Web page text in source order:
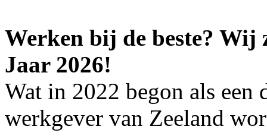
Werken bij de beste? Wij
Jaar 2026!
Wat in 2022 begon als een
werkgever van Zeeland